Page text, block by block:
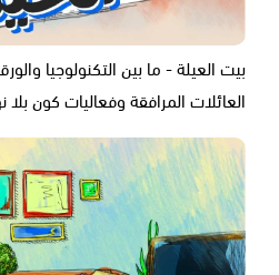
بيت العيلة - ما بين التكنولوجيا
العائلات المرافقة وفعاليات كون بلا نهاية -